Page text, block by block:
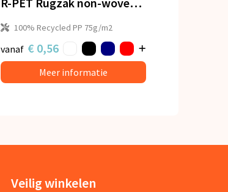
100% Recycled PP 75g/m2
vanaf € 0,56
Meer informatie
Veilig winkelen